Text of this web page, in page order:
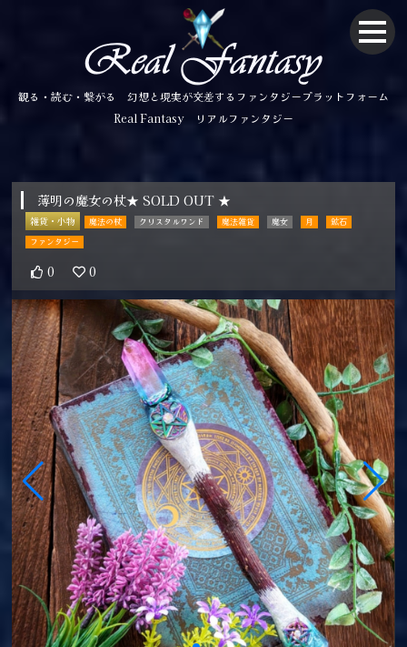
観る・読む・繋がる 幻想と現実が交差するファンタジープラットフォーム
Real Fantasy リアルファンタジー
薄明の魔女の杖★ SOLD OUT ★
雑貨・小物 魔法の杖 クリスタルワンド 魔法雑貨 魔女 月
鉱石
ファンタジー
0 0